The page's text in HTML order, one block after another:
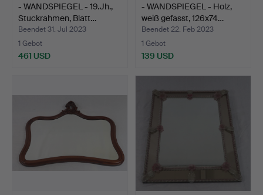
- WANDSPIEGEL - 19.Jh.,
Stuckrahmen, Blatt…
Beendet 31. Jul 2023
1 Gebot
461 USD
- WANDSPIEGEL - Holz,
weiß gefasst, 126x74…
Beendet 22. Feb 2023
1 Gebot
139 USD